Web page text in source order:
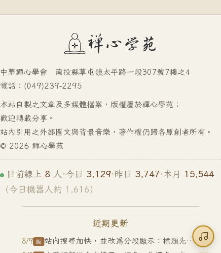
中華禪心學會 南投縣草屯鎮太平路一段307號7樓之4
電話：(049)239-2295
本站自製之文章及多媒體檔案，版權屬於禪心學苑；
歡迎轉載分享。
站內引用之外部圖文與背景音樂，著作權仍歸各原創者所有。
© 2026 禪心學苑
目前線上 8 人·今日 3,129·昨日 3,747·本月 15,544
（今日機器人約 1,616）
近期更新
8/9 版 站內搜尋加快，並改為分段顯示：標題先出，內文與大藏經隨後補上；首頁背景新增 10 組佛法情境套組，白天與夜間各一版